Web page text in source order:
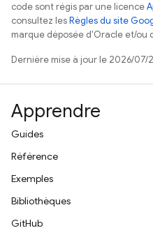
code sont régis par une licence
consultez lesRègles du site
marque déposée d'Oracle et/ou
Dernière mise à jour le 2026/07/
Apprendre
Guides
Référence
Exemples
Bibliothèques
GitHub